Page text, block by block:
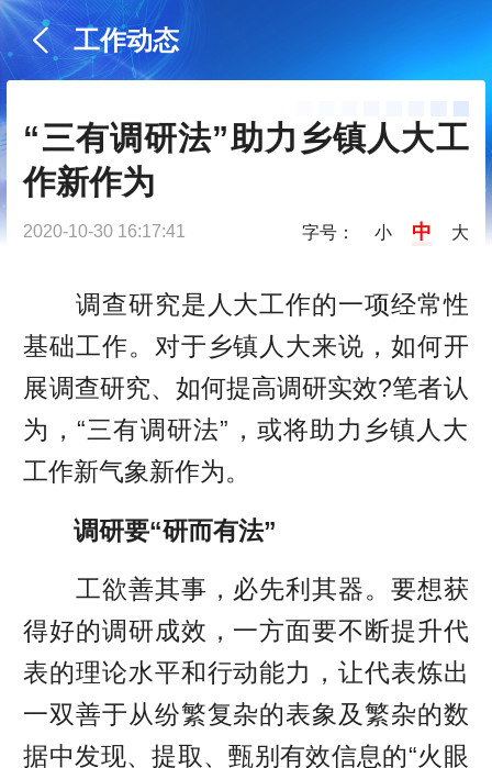
工作动态
“三有调研法”助力乡镇人大工
作新作为
2020-10-30 16:17:41 字号： 小 中 大
调查研究是人大工作的一项经常性
基础工作。对于乡镇人大来说，如何开
展调查研究、如何提高调研实效?笔者认
为，“三有调研法”，或将助力乡镇人大
工作新气象新作为。
调研要“研而有法”
工欲善其事，必先利其器。要想获
得好的调研成效，一方面要不断提升代
表的理论水平和行动能力，让代表炼出
一双善于从纷繁复杂的表象及繁杂的数
据中发现、提取、甄别有效信息的“火眼